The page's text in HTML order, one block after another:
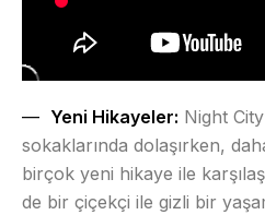
Yeni Hikayeler: Night
sokaklarında dolaşırken,
birçok yeni hikaye ile
de bir çiçekçi ile gizli bir